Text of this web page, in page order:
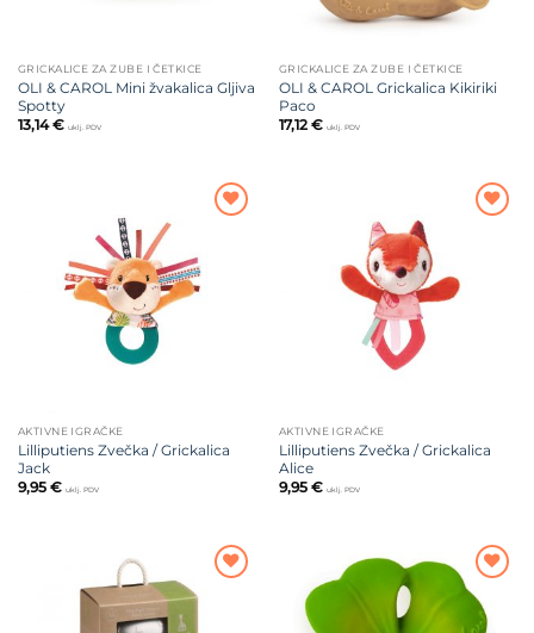
GRICKALICE ZA ZUBE I ČETKICE
OLI & CAROL Mini žvakalica Gljiva
Spotty
13,14€ uklj. PDV
GRICKALICE ZA ZUBE I ČETKICE
OLI & CAROL Grickalica Kikiriki
Paco
17,12 € uklj. PDV
AKTIVNE IGRAČKE
Lilliputiens Zvečka / Grickalica
Jack
9,95 € uklj. PDV
AKTIVNE IGRAČKE
Lilliputiens Zvečka / Grickalica
Alice
9,95 € uklj. PDV
Dodajte
Dodajte
na listu
želja